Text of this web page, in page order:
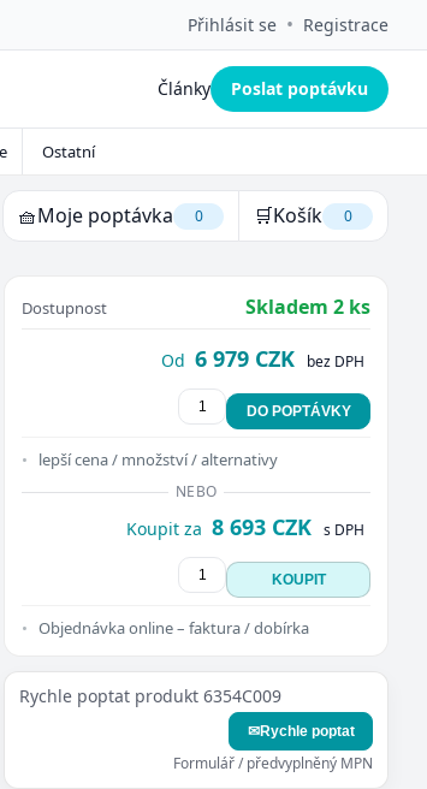
Přihlásit se • Registrace
Články Poslat poptávku
Ostatní
🧺Moje poptávka 0 🛒Košík 0
Dostupnost Skladem 2 ks
Od 6 979 CZK bez DPH
DO POPTÁVKY
lepší cena / množství / alternativy
NEBO
Koupit za 8 693 CZK s DPH
KOUPIT
Objednávka online – faktura / dobírka
Rychle poptat produkt 6354C009
✉Rychle poptat
Formulář / předvyplněný MPN